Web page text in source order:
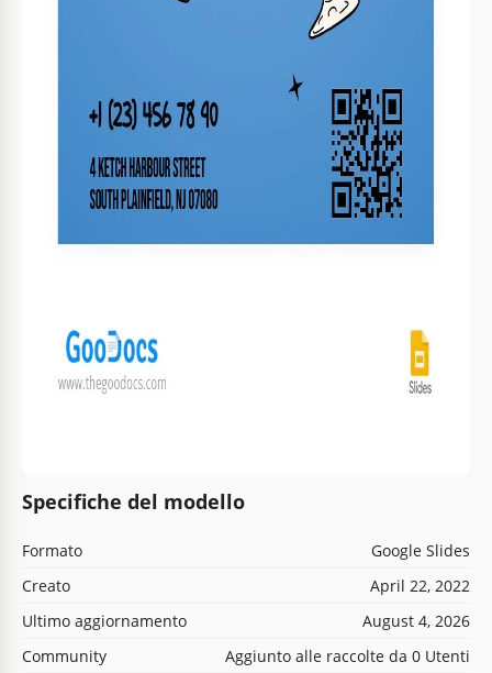
Specifiche del modello
Formato
Google Slides
Creato
April 22, 2022
Ultimo aggiornamento
August 4, 2026
Community
Aggiunto alle raccolte da 0 Utenti